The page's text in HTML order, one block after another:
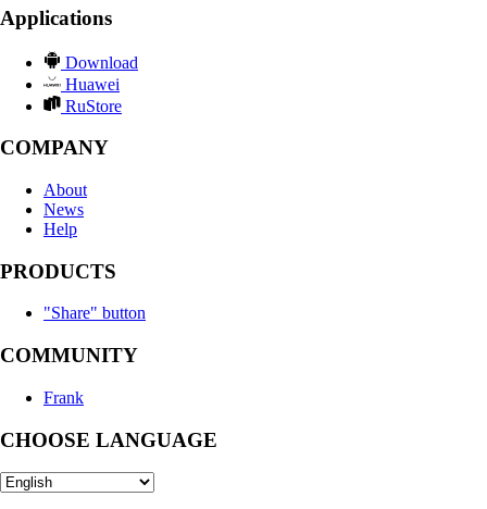
Applications
Download
Huawei
RuStore
COMPANY
About
News
Help
PRODUCTS
"Share" button
COMMUNITY
Frank
CHOOSE LANGUAGE